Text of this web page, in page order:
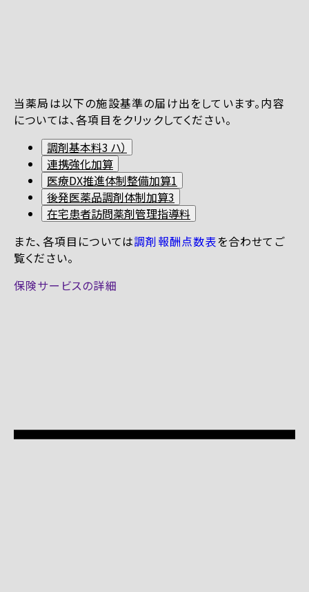
当薬局は以下の施設基準の届け出をしています。内容
については、各項目をクリックしてください。
調剤基本料3 ハ）
連携強化加算
医療DX推進体制整備加算1
後発医薬品調剤体制加算3
在宅患者訪問薬剤管理指導料
また、各項目については調剤報酬点数表を合わせてご
覧ください。
保険サービスの詳細